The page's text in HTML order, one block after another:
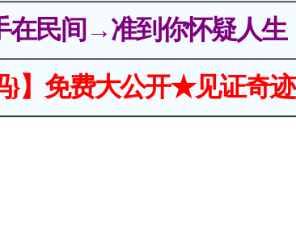
民间→准到你怀疑人生
】免费大公开★见证奇迹